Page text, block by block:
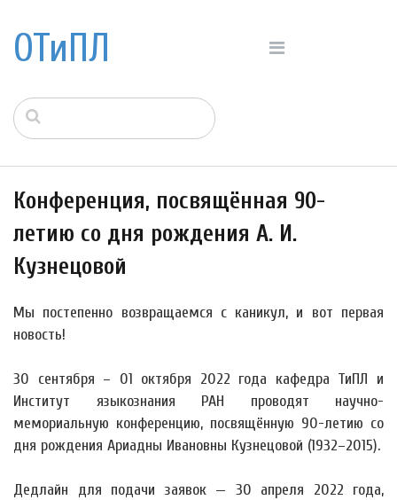
ОТиПЛ
Конференция, посвящённая 90-
летию со дня рождения А. И.
Кузнецовой
Мы постепенно возвращаемся с каникул, и вот первая
новость!
30 сентября – 01 октября 2022 года кафедра ТиПЛ и
Институт языкознания РАН проводят научно-
мемориальную конференцию, посвящённую 90-летию со
дня рождения Ариадны Ивановны Кузнецовой (1932–2015).
Дедлайн для подачи заявок — 30 апреля 2022 года,